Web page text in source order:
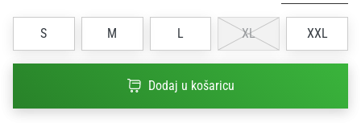
ženski
sa
S M L XL XXL
Dodaj u košaricu